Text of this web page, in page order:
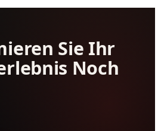
Sie Ihr
Noch